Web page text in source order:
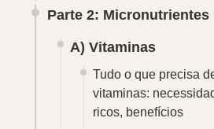
Parte 2: Micronutrientes
A) Vitaminas
Tudo o que precisa
vitaminas:
ricos, benefícios